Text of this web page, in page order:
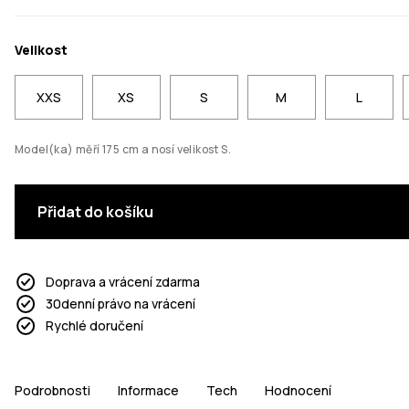
Velikost
XXS XS S M L
Model(ka) měří 175 cm a nosí velikost S.
Přidat do košíku
Doprava a vrácení zdarma
30denní právo na vrácení
Rychlé doručení
Podrobnosti Informace Tech Hodnocení